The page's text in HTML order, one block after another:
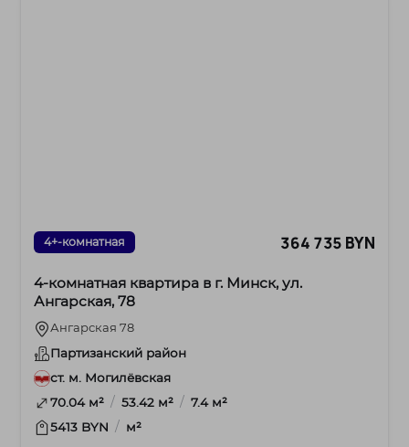
4+-комнатная 364 735 BYN
4-комнатная квартира в г. Минск, ул.
Ангарская, 78
Ангарская 78
Партизанский район
ст. м. Могилёвская
70.04 м² / 53.42 м² / 7.4 м²
5413 BYN / м²